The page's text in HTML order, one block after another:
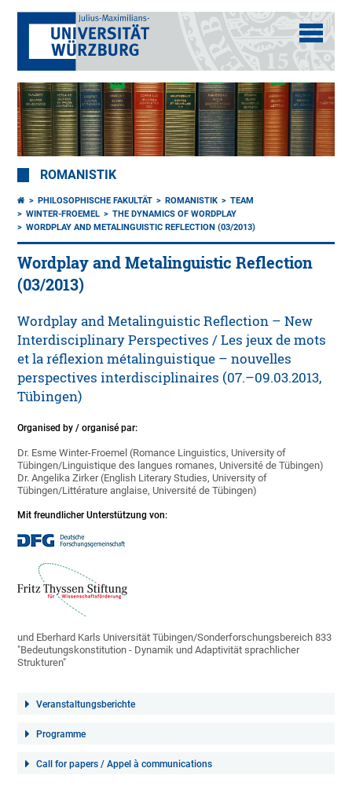
ROMANISTIK
PHILOSOPHISCHE FAKULTÄT ROMANISTIK
TEAM
WINTER-FROEMEL
THE DYNAMICS OF WORDPLAY
WORDPLAY AND METALINGUISTIC REFLECTION (03/2013)
Wordplay and Metalinguistic Reflection
(03/2013)
Wordplay and Metalinguistic Reflection – New
Interdisciplinary Perspectives / Les jeux de mots
et la réflexion métalinguistique – nouvelles
perspectives interdisciplinaires (07.–09.03.2013,
Tübingen)
Organised by / organisé par:
Dr. Esme Winter-Froemel (Romance Linguistics, University of
Tübingen/Linguistique des langues romanes, Université de Tübingen)
Dr. Angelika Zirker (English Literary Studies, University of
Tübingen/Littérature anglaise, Université de Tübingen)
Mit freundlicher Unterstützung von:
und Eberhard Karls Universität Tübingen/Sonderforschungsbereich 833
"Bedeutungskonstitution - Dynamik und Adaptivität sprachlicher
Strukturen"
Veranstaltungsberichte
Programme
Call for papers / Appel à communications